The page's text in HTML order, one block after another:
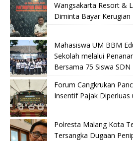
Wangsakarta Resort &
Diminta Bayar
Mahasiswa UM BBM
Sekolah melalui
Bersama 75 Siswa
Forum Cangkrukan
Insentif Pajak Diperluas
Polresta Malang Kota
Tersangka Dugaan